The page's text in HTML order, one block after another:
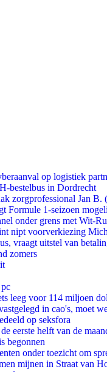
op logistiek
bestelbus in Dordrecht
zorgprofessional Jan B.
Formule 1-seizoen
onder grens met Wit-
nipt voorverkiezing
vraagt uitstel van
zomers
leeg voor 114 miljoen
in cao's, moet
op seksfora
eerste helft van de
begonnen
onder toezicht om
mijnen in Straat van